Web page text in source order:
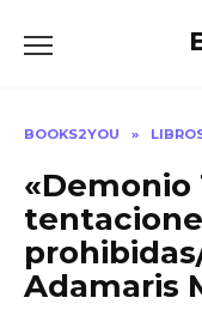
BOOKS2YOU »
Adamaris